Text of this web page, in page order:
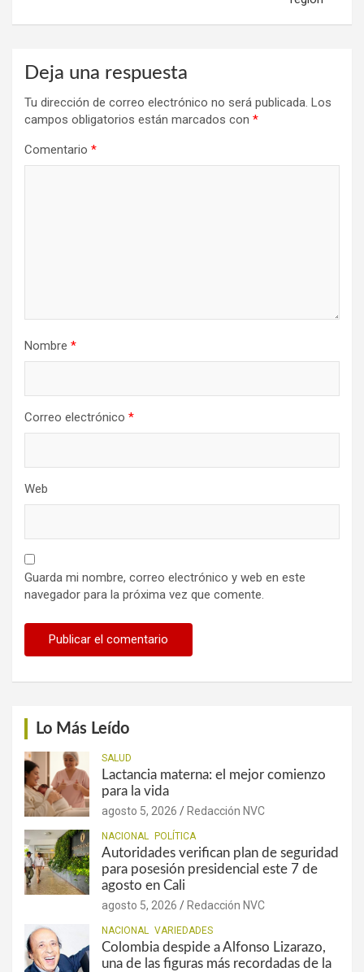
Deja una respuesta
Tu dirección de correo electrónico no será publicada. Los
campos obligatorios están marcados con *
Comentario *
Nombre *
Correo electrónico *
Web
Guarda mi nombre, correo electrónico y web en este
navegador para la próxima vez que comente.
Lo Más Leído
SALUD
Lactancia materna: el mejor comienzo
para la vida
agosto 5, 2026 Redacción NVC
NACIONAL POLÍTICA
Autoridades verifican plan de seguridad
para posesión presidencial este 7 de
agosto en Cali
agosto 5, 2026 Redacción NVC
NACIONAL VARIEDADES
Colombia despide a Alfonso Lizarazo,
una de las figuras más recordadas de la